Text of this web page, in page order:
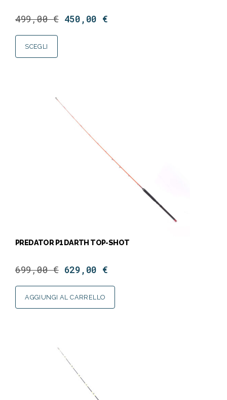
499,00€ 450,00 €
SCEGLI
PREDATOR P1 DARTH TOP-SHOT
699,00€ 629,00 €
AGGIUNGI AL CARRELLO